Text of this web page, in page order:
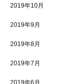
2019年10月
2019年9月
2019年8月
2019年7月
2019年6月